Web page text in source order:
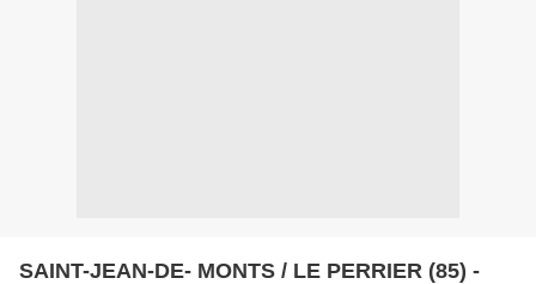
SAINT-JEAN-DE- MONTS / LE PERRIER (85) -